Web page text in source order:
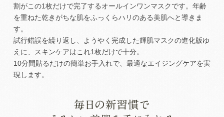
割がこの1枚だけで完了するオールインワンマスクです。年齢
を重ねた乾きがちな肌をふっくらハリのある美肌へと導きま
す。
試行錯誤を繰り返し、ようやく完成した輝肌マスクの進化版ゆ
えに、スキンケアはこれ1枚だけで十分。
10分間貼るだけの簡単お手入れで、最適なエイジングケアを実
現します。